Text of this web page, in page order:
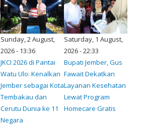
Sunday, 2 August,
2026 - 13:36
JKCI 2026 di Pantai
Watu Ulo: Kenalkan
Jember sebagai Kota
Tembakau dan
Cerutu Dunia ke 11
Negara
Saturday, 1 August,
2026 - 22:33
Bupati Jember, Gus
Fawait Dekatkan
Layanan Kesehatan
Lewat Program
Homecare Gratis